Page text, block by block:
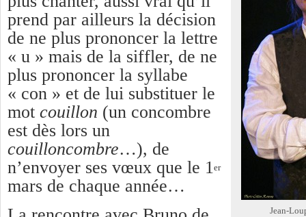
Jean-
prend par ailleurs la décision
de ne plus prononcer la lettre
« u » mais de la siffler, de ne
plus prononcer la syllabe
« con » et de lui substituer le
mot couillon (un concombre
est dès lors un
couilloncombre…), de
n’envoyer ses vœux que le 1er
mars de chaque année…